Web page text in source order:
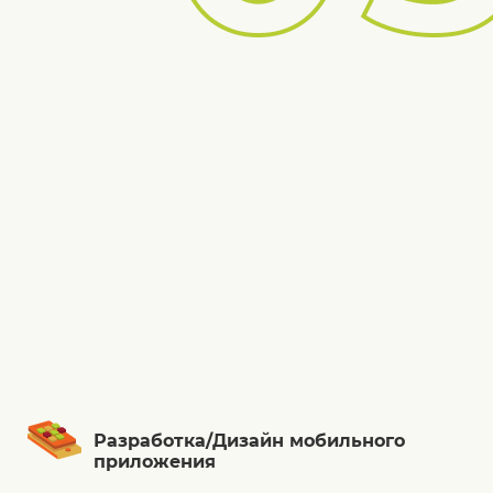
Разработка/Дизайн мобильного
приложения